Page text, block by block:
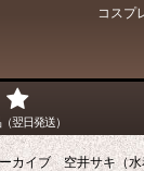
コスプ
翌日発送）
カイブ 空井サキ（